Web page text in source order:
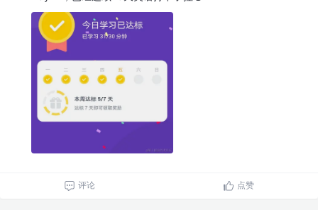
评论 点赞